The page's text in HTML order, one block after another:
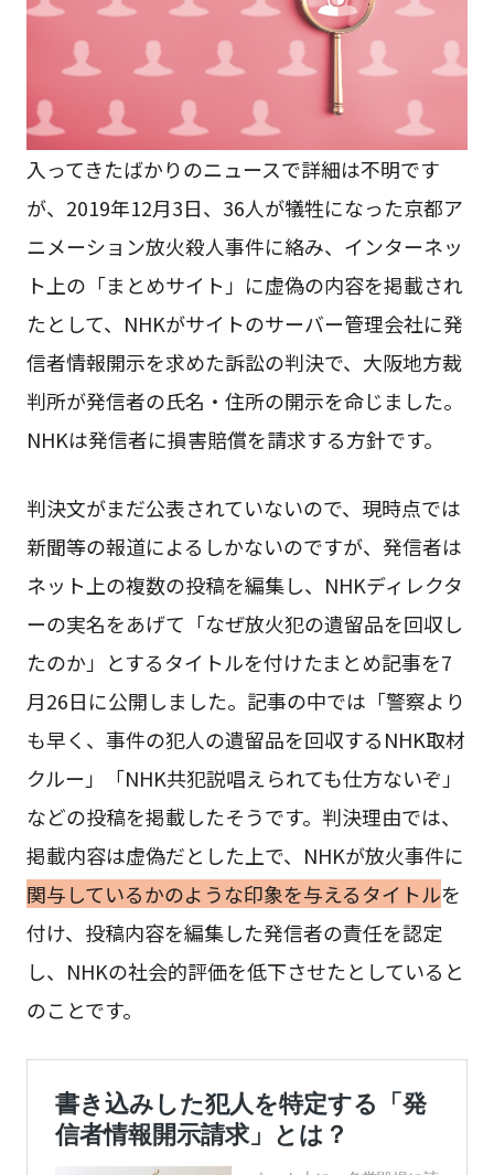
入ってきたばかりのニュースで詳細は不明です
が、2019年12月3日、36人が犠牲になった京都ア
ニメーション放火殺人事件に絡み、インターネッ
ト上の「まとめサイト」に虚偽の内容を掲載され
たとして、NHKがサイトのサーバー管理会社に発
信者情報開示を求めた訴訟の判決で、大阪地方裁
判所が発信者の氏名・住所の開示を命じました。
NHKは発信者に損害賠償を請求する方針です。
判決文がまだ公表されていないので、現時点では
新聞等の報道によるしかないのですが、発信者は
ネット上の複数の投稿を編集し、NHKディレクタ
ーの実名をあげて「なぜ放火犯の遺留品を回収し
たのか」とするタイトルを付けたまとめ記事を7
月26日に公開しました。記事の中では「警察より
も早く、事件の犯人の遺留品を回収するNHK取材
クルー」「NHK共犯説唱えられても仕方ないぞ」
などの投稿を掲載したそうです。判決理由では、
掲載内容は虚偽だとした上で、NHKが放火事件に
関与しているかのような印象を与えるタイトルを
付け、投稿内容を編集した発信者の責任を認定
し、NHKの社会的評価を低下させたとしていると
のことです。